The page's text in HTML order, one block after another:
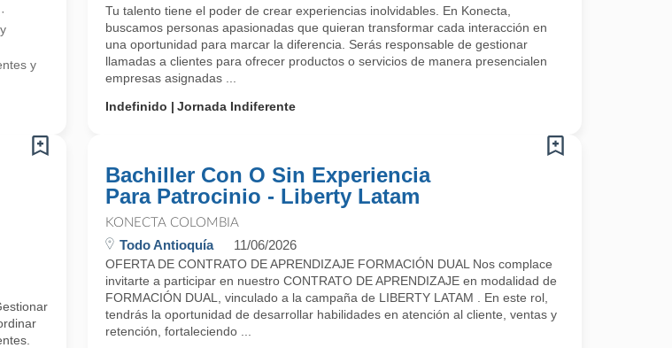
y
Tu talento tiene el poder de crear experiencias inolvidables. En Konecta,
buscamos personas apasionadas que quieran transformar cada interacción en
una oportunidad para marcar la diferencia. Serás responsable de gestionar
llamadas a clientes para ofrecer productos o servicios de manera presencialen
empresas asignadas ...
Indefinido
Jornada Indiferente
Bachiller Con O Sin Experiencia
Para Patrocinio - Liberty Latam
KONECTA COLOMBIA
Todo Antioquía 11/06/2026
OFERTA DE CONTRATO DE APRENDIZAJE FORMACIÓN DUAL Nos complace
invitarte a participar en nuestro CONTRATO DE APRENDIZAJE en modalidad de
FORMACIÓN DUAL, vinculado a la campaña de LIBERTY LATAM . En este rol,
tendrás la oportunidad de desarrollar habilidades en atención al cliente, ventas y
retención, fortaleciendo ...